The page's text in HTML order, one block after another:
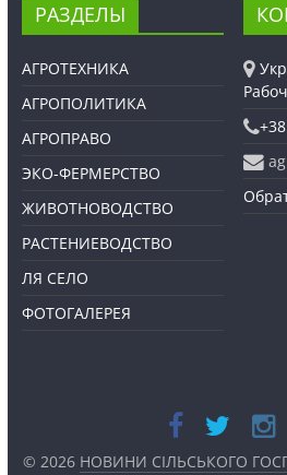
РАЗДЕЛЫ
АГРОТЕХНИКА
АГРОПОЛИТИКА
АГРОПРАВО
ЭКО-ФЕРМЕРСТВО
ЖИВОТНОВОДСТВО
РАСТЕНИЕВОДСТВО
ЛЯ СЕЛО
ФОТОГАЛЕРЕЯ
© 2026 НОВИНИ СІЛЬСЬКОГО